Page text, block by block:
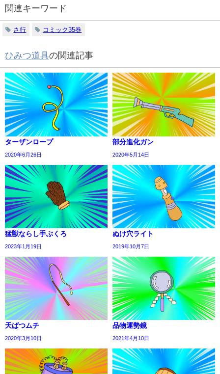
関連キーワード
さ行 コミック35巻
ひみつ道具の関連記事
ターザンロープ
2020年6月26日
部分進化ガン
2020年5月14日
猛獣ならし手ぶくろ
2023年1月19日
ぬけ穴ライト
2019年10月7日
天ばつムチ
2020年3月10日
品物運勢鏡
2021年4月10日